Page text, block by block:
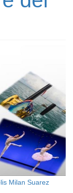
Milan Suarez